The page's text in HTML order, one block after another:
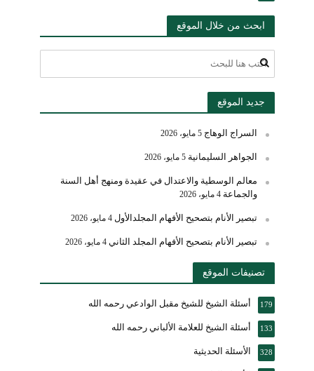
ابحث من خلال الموقع
جديد الموقع
السراج الوهاج 5 مايو، 2026
الجواهر السليمانية 5 مايو، 2026
معالم الوسطية والاعتدال في عقيدة ومنهج أهل السنة
والجماعة 4 مايو، 2026
تبصير الأنام بتصحيح الأفهام المجلدالأول 4 مايو، 2026
تبصير الأنام بتصحيح الأفهام المجلد الثاني 4 مايو، 2026
تصنيفات الموقع
أسئلة الشيخ للشيخ مقبل الوادعي رحمه الله 179
أسئلة الشيخ للعلامة الألباني رحمه الله 133
الأسئلة الحديثية 328